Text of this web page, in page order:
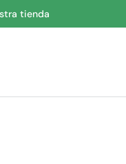
tienda